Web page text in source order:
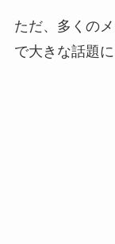
ただ、多くの
で大きな話題に